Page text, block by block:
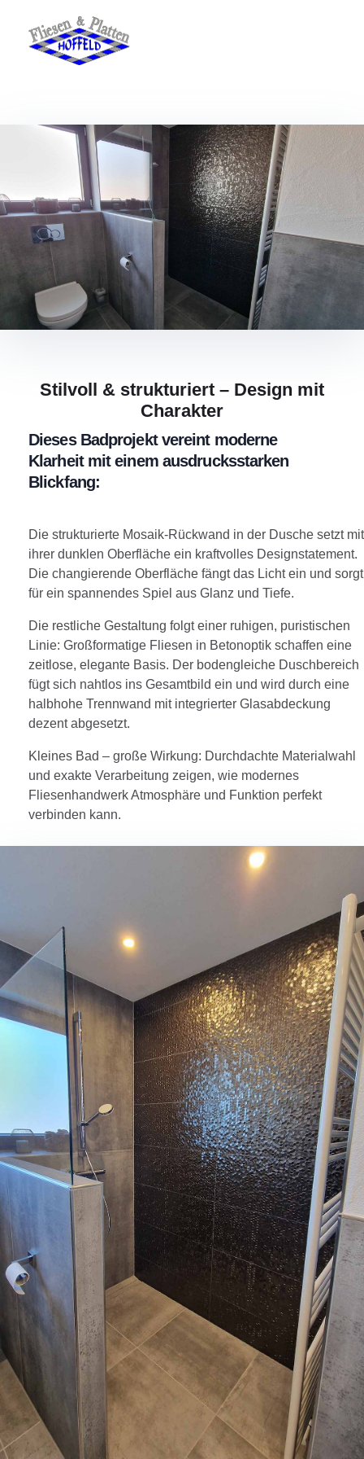
Stilvoll & strukturiert – Design mit
Stilvoll & strukturiert – Design mit
Charakter
Dieses Badprojekt vereint moderne
Klarheit mit einem ausdrucksstarken
Blickfang:
Die strukturierte Mosaik-Rückwand in der Dusche setzt mit
ihrer dunklen Oberfläche ein kraftvolles Designstatement.
Die changierende Oberfläche fängt das Licht ein und sorgt
für ein spannendes Spiel aus Glanz und Tiefe.
Die restliche Gestaltung folgt einer ruhigen, puristischen
Linie: Großformatige Fliesen in Betonoptik schaffen eine
zeitlose, elegante Basis. Der bodengleiche Duschbereich
fügt sich nahtlos ins Gesamtbild ein und wird durch eine
halbhohe Trennwand mit integrierter Glasabdeckung
dezent abgesetzt.
Kleines Bad – große Wirkung: Durchdachte Materialwahl
und exakte Verarbeitung zeigen, wie modernes
Fliesenhandwerk Atmosphäre und Funktion perfekt
verbinden kann.